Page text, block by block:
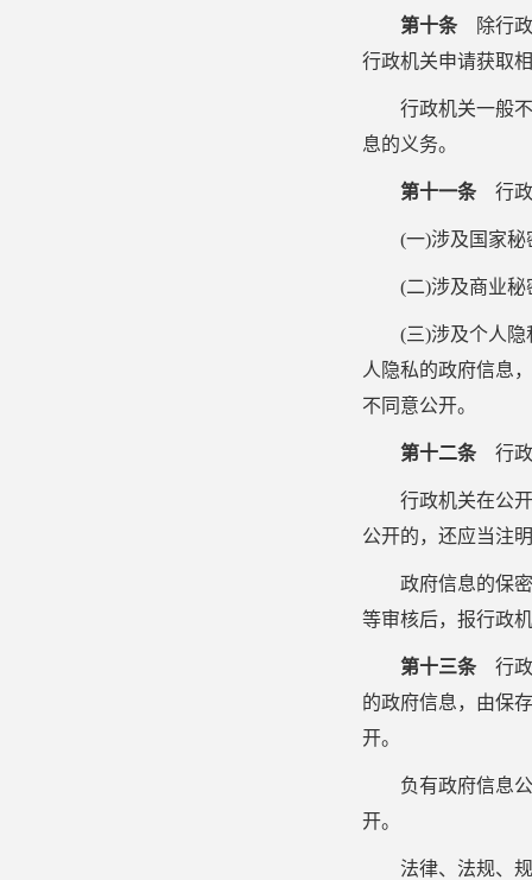
第十条 除行政
行政机关申请获取
行政机关一般
息的义务。
第十一条 行政
(一)涉及国家秘
(二)涉及商业秘
(三)涉及个人隐
人隐私的政府信息
不同意公开。
第十二条 行
行政机关在公
公开的，还应当注
政府信息的保
等审核后，报行政
第十三条 行政
的政府信息，由保
开。
负有政府信息
开。
法律、法规、